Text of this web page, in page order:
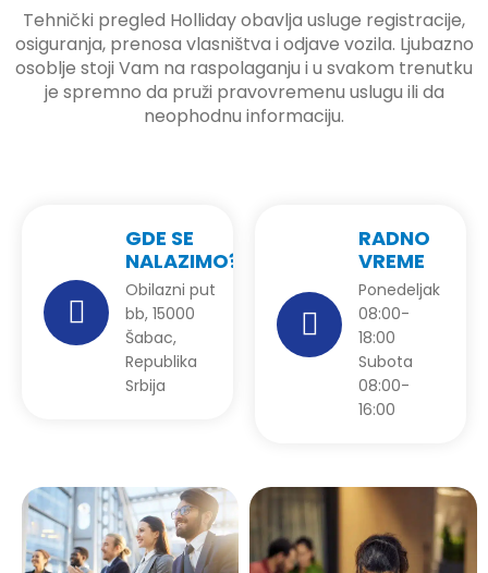
Tehnički pregled Holliday obavlja usluge registracije,
osiguranja, prenosa vlasništva i odjave vozila. Ljubazno
osoblje stoji Vam na raspolaganju i u svakom trenutku
je spremno da pruži pravovremenu uslugu ili da
neophodnu informaciju.
GDE SE
NALAZIMO?
Obilazni put
bb, 15000
Šabac,
Republika
Srbija
RADNO
VREME
Ponedeljak
08:00-
18:00
Subota
08:00-
16:00